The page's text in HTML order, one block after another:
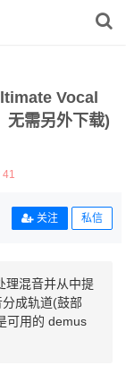
Vocal
无需另外下载)
41
关注 私信
理混音并从中提
成轨道(鼓部
可用的 demus